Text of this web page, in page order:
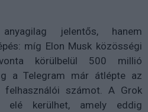
jelentős, hanem
míg Elon Musk közösségi
körülbelül 500 millió
a Telegram már átlépte az
felhasználói számot. A Grok
elé kerülhet, amely eddig